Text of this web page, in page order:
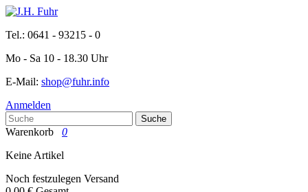
Tel.: 0641 - 93215 - 0
Mo - Sa 10 - 18.30 Uhr
E-Mail: shop@fuhr.info
Anmelden
Suche
Warenkorb
0
Keine Artikel
Noch festzulegen Versand